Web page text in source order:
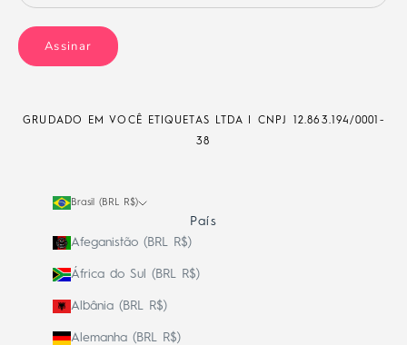
Assinar
GRUDADO EM VOCÊ ETIQUETAS LTDA | CNPJ
12.863.194/0001-
38
Brasil (BRL R$)
País
Afeganistão (BRL R$)
África do Sul (BRL R$)
Albânia (BRL R$)
Alemanha (BRL R$)